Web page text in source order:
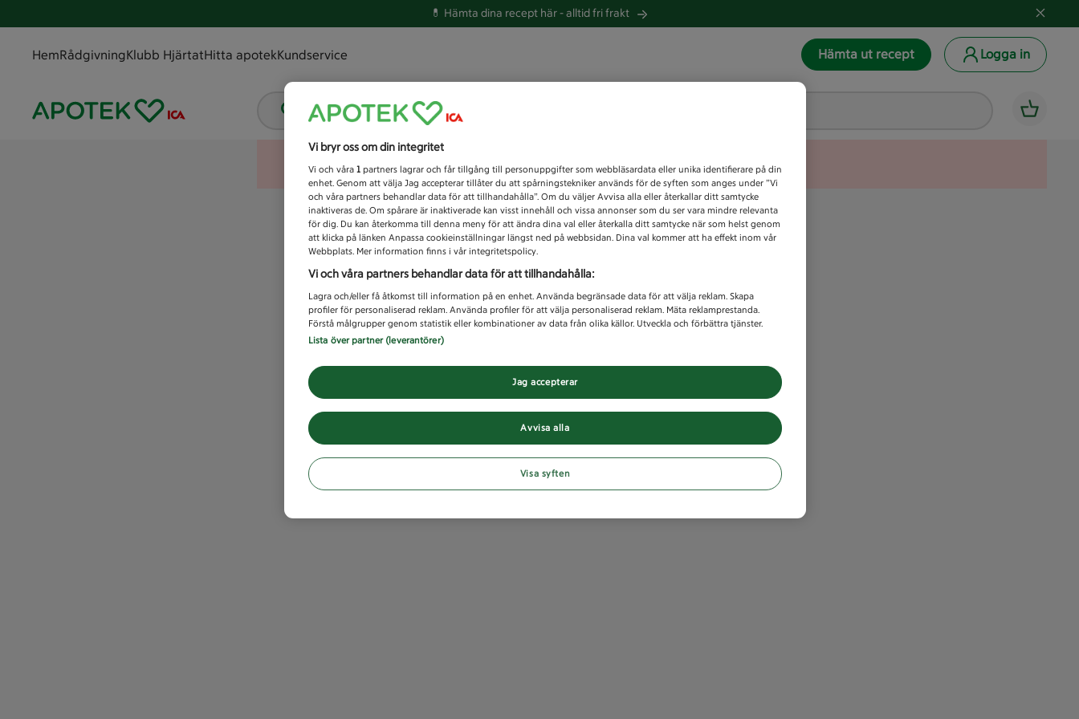
💊 Hämta dina recept här -alltid fri frakt
HemRådgivningKlubb HjärtatHitta apotekKundservice Hämta ut recept Logga in
Vad letar du efter idag?
Unknown error
Vi bryr oss om din integritet
Vi och våra 1 partners lagrar och får tillgång till personuppgifter som webbläsardata eller unika identifierare på din
enhet. Genom att välja Jag accepterar tillåter du att spårningstekniker används för de syften som anges under ”Vi
och våra partners behandlar data för att tillhandahålla”. Om du väljer Avvisa alla eller återkallar ditt samtycke
inaktiveras de. Om spårare är inaktiverade kan visst innehåll och vissa annonser som du ser vara mindre relevanta
för dig. Du kan återkomma till denna meny för att ändra dina val eller återkalla ditt samtycke när som helst genom
att klicka på länken Anpassa cookieinställningar längst ned på webbsidan. Dina val kommer att ha effekt inom vår
Webbplats. Mer information finns i vår integritetspolicy.
Vi och våra partners behandlar data för att tillhandahålla:
Lagra och/eller få åtkomst till information på en enhet. Använda begränsade data för att välja reklam. Skapa
profiler för personaliserad reklam. Använda profiler för att välja personaliserad reklam. Mäta reklamprestanda.
Förstå målgrupper genom statistik eller kombinationer av data från olika källor. Utveckla och förbättra tjänster.
Lista över partner (leverantörer)
Avvisa alla
Jag accepterar
Visa syften